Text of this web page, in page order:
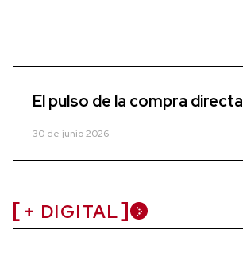
El pulso de la compra directa
30 de junio 2026
+ DIGITAL